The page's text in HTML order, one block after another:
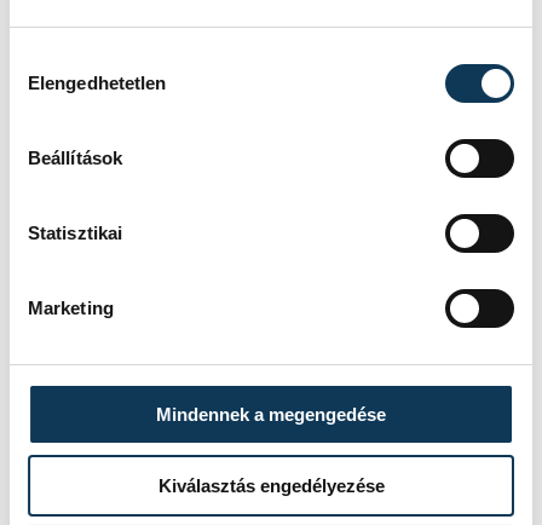
Elengedhetetlen
Beállítások
Statisztikai
Marketing
Mindennek a megengedése
Kiválasztás engedélyezése
A bajnokság döntőjét augusztus 8-9-én
üdülőközpontban, a szervezők várnak
sportpályáknál. A végső győztesek értékes
sport ország-világ röplabda